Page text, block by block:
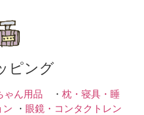
ピング
ゃん用品 ・ 枕・寝具・睡
ン ・ 眼鏡・コンタクトレン